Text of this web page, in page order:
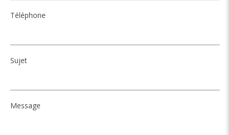
Téléphone
Sujet
Message